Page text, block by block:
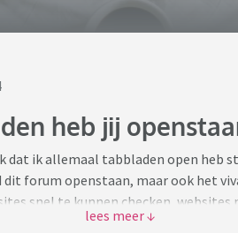
heb jij
dat ik allemaal tabbladen open heb
forum openstaan, maar ook het
snel te kunnen checken,
waar ik nog op terug wil komen.